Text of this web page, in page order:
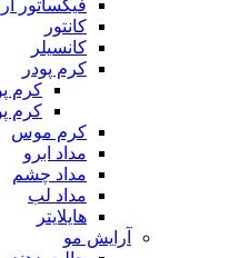
فیکساتور
کانتور
کانسیلر
کرم پودر
کرم
کرم
کرم موس
مداد ابرو
مداد چشم
مداد لب
هایلایتر
آرایش مو